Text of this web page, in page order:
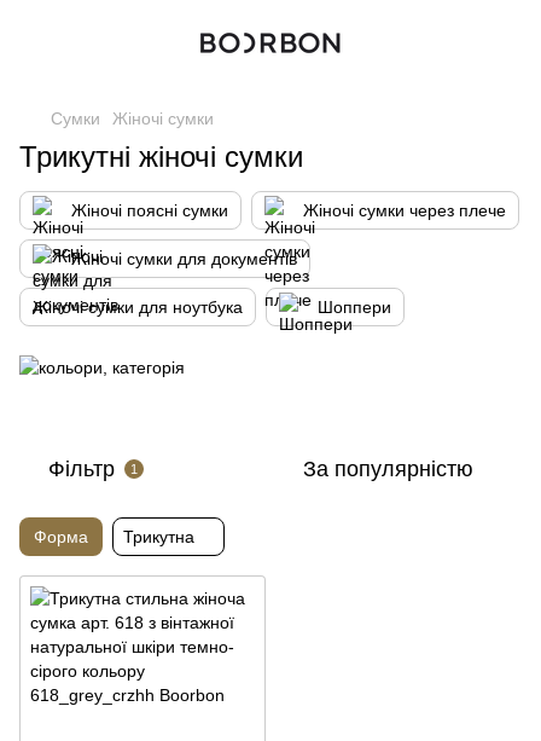
Сумки Жіночі сумки
Трикутні жіночі сумки
Жіночі поясні сумки Жіночі сумки через плече
Жіночі сумки для документів
Жіночі сумки для ноутбука Шоппери
Фільтр 1 За популярністю
Форма Трикутна